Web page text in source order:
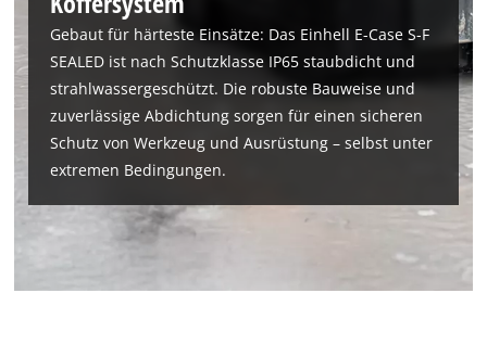
Wir benötigen deine Zustimmung, um
Google Maps laden zu können!
This content is not permitted to load due
to trackers that are not disclosed to the
visitor. The website owner needs to setup
Gebaut für härteste Einsätze: Das Einhell E-Case S-F
SEALED ist nach Schutzklasse IP65 staubdicht und
strahlwassergeschützt. Die robuste Bauweise und
zuverlässige Abdichtung sorgen für einen sicheren
Schutz von Werkzeug und Ausrüstung – selbst unter
extremen Bedingungen.